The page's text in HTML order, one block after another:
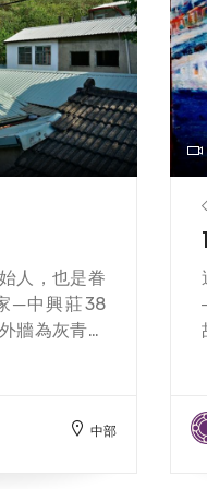
人，也是眷
─中興莊38
牆為灰青色
之丘─重回
畫為「中興中部